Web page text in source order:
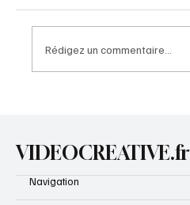
Rédigez un commentaire...
VIDEOCREATIVE.fr
Navigation